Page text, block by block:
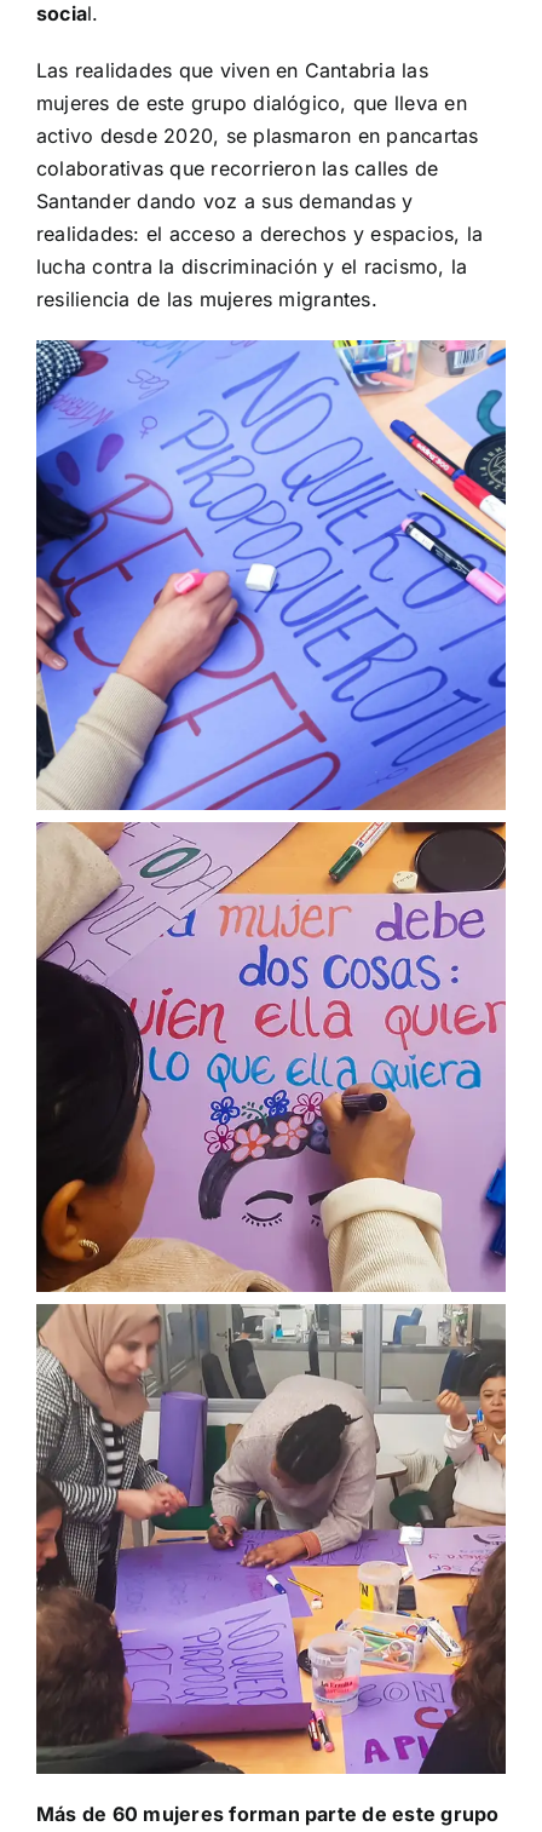
social.
Las realidades que viven en Cantabria las
mujeres de este grupo dialógico, que lleva en
activo desde 2020, se plasmaron en pancartas
colaborativas que recorrieron las calles de
Santander dando voz a sus demandas y
realidades: el acceso a derechos y espacios, la
lucha contra la discriminación y el racismo, la
resiliencia de las mujeres migrantes.
Más de 60 mujeres forman parte de este grupo